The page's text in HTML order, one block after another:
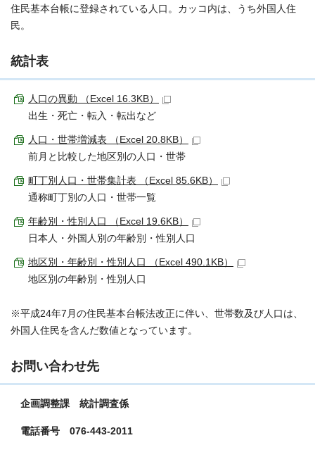
住民基本台帳に登録されている人口。カッコ内は、うち外国人住
民。
統計表
人口の異動 （Excel 16.3KB）
出生・死亡・転入・転出など
人口・世帯増減表 （Excel 20.8KB）
前月と比較した地区別の人口・世帯
町丁別人口・世帯集計表 （Excel 85.6KB）
通称町丁別の人口・世帯一覧
年齢別・性別人口 （Excel 19.6KB）
日本人・外国人別の年齢別・性別人口
地区別・年齢別・性別人口 （Excel 490.1KB）
地区別の年齢別・性別人口
※平成24年7月の住民基本台帳法改正に伴い、世帯数及び人口は、
外国人住民を含んだ数値となっています。
お問い合わせ先
企画調整課 統計調査係
電話番号 076-443-2011